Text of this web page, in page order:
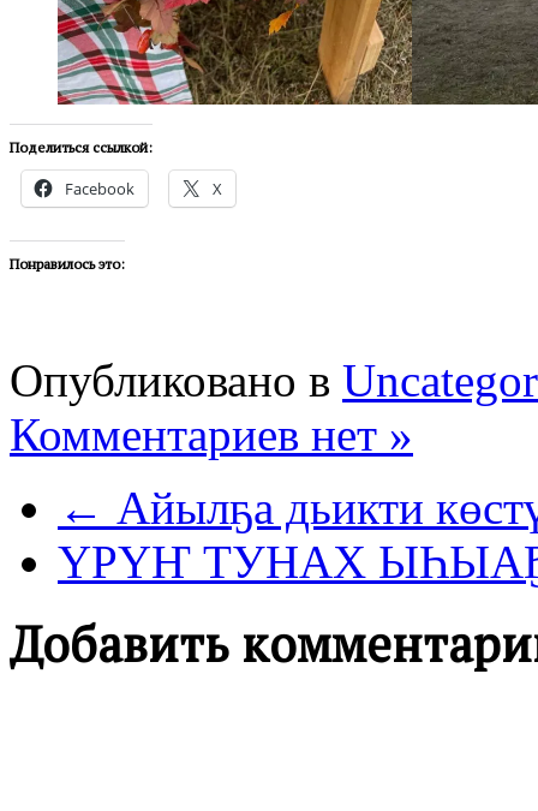
Поделиться ссылкой:
Facebook X
Понравилось это:
Опубликовано в
Комментариев нет »
← Айылҕа дьикти
ҮРҮҤ ТУНАХ
Добавить